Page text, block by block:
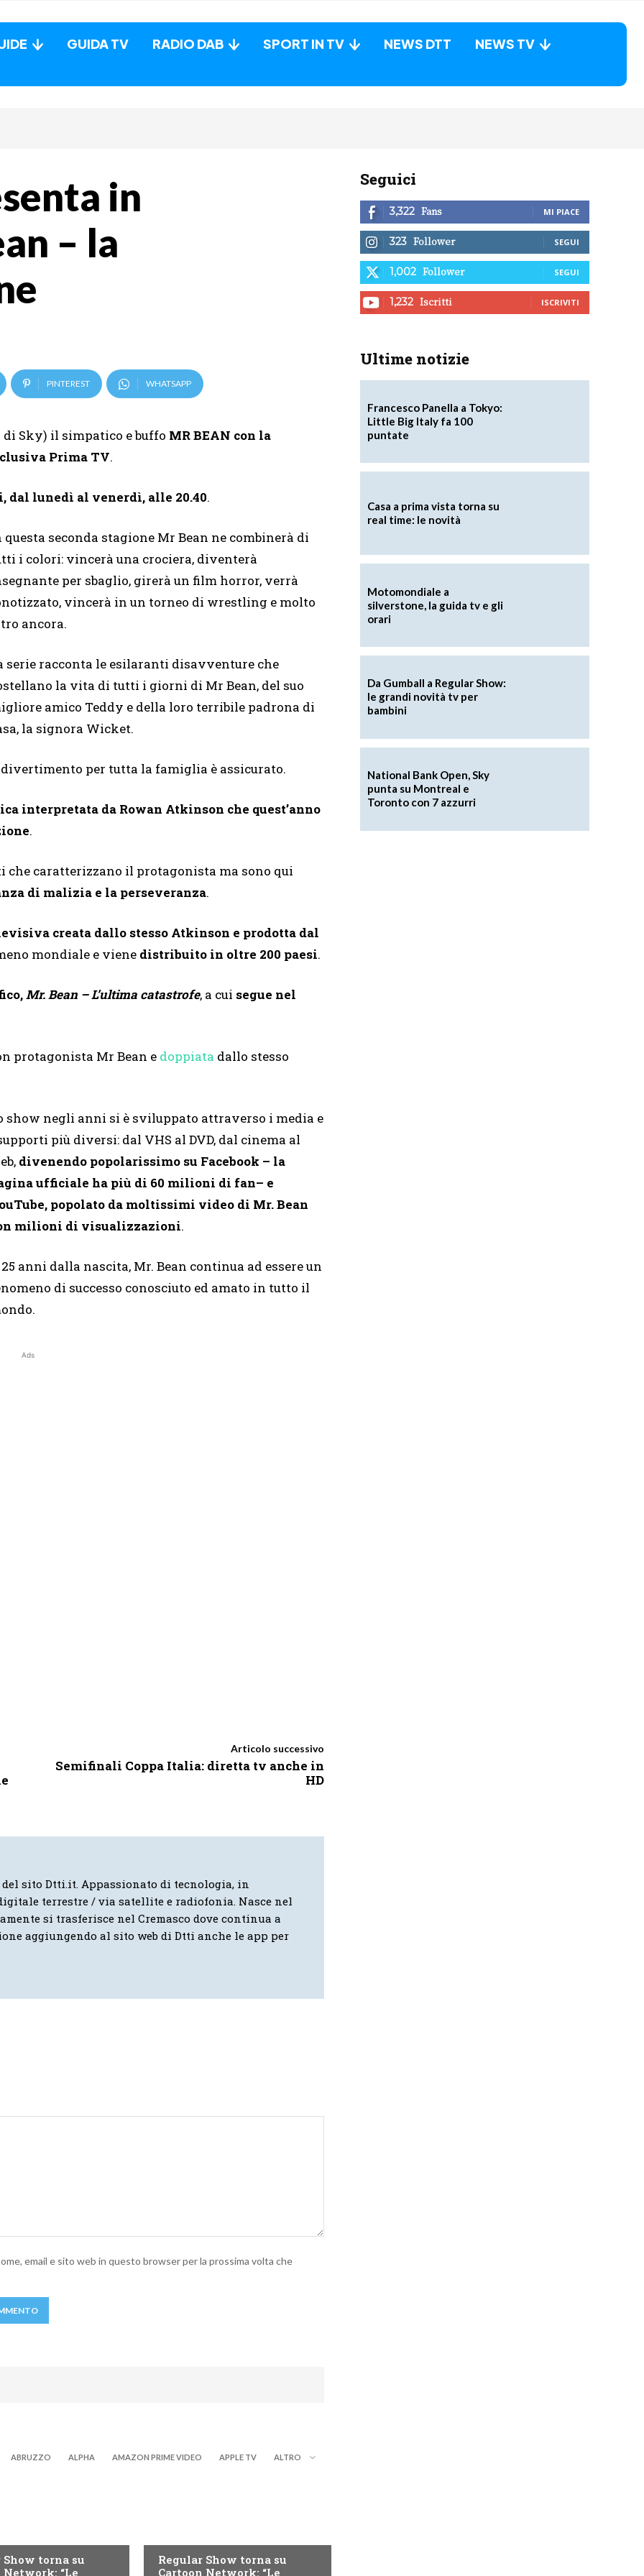
GUIDA TV RADIO DAB SPORT IN TV NEWS DTT NEWS TV
in
– la
PINTEREST WHATSAPP
di Sky) il simpatico e buffo MR BEAN con la
Prima TV.
lunedì al venerdì, alle 20.40.
questa seconda stagione Mr Bean ne combinerà di
i colori: vincerà una crociera, diventerà
per sbaglio, girerà un film horror, verrà
vincerà in un torneo di wrestling e molto
ancora.
serie racconta le esilaranti disavventure che
la vita di tutti i giorni di Mr Bean, del suo
amico Teddy e della loro terribile padrona di
la signora Wicket.
per tutta la famiglia è assicurato.
interpretata da Rowan Atkinson che quest’anno
.
caratterizzano il protagonista ma sono qui
di malizia e la perseveranza.
creata dallo stesso Atkinson e prodotta dal
mondiale e viene distribuito in oltre 200 paesi.
Mr. Bean – L’ultima catastrofe, a cui segue nel
protagonista Mr Bean e doppiata dallo stesso
show negli anni si è sviluppato attraverso i media e
più diversi: dal VHS al DVD, dal cinema al
divenendo popolarissimo su Facebook – la
ufficiale ha più di 60 milioni di fan– e
popolato da moltissimi video di Mr. Bean
milioni di visualizzazioni.
anni dalla nascita, Mr. Bean continua ad essere un
di successo conosciuto ed amato in tutto il
Ads
Articolo successivo
Semifinali Coppa Italia: diretta tv anche in
HD
sito Dtti.it. Appassionato di tecnologia, in
terrestre / via satellite e radiofonia. Nasce nel
si trasferisce nel Cremasco dove continua a
aggiungendo al sito web di Dtti anche le app per
email e sito web in questo browser per la prossima volta che
ABRUZZO ALPHA AMAZON PRIME VIDEO APPLE TV ALTRO
Show torna su
Network: “Le
Regular Show torna su
Cartoon Network: “Le
Seguici
3,322 Fans MI PIACE
323 Follower SEGUI
1,002 Follower SEGUI
1,232 Iscritti ISCRIVITI
Ultime notizie
Francesco Panella a Tokyo:
Little Big Italy fa 100
puntate
Casa a prima vista torna su
real time: le novità
Motomondiale a
silverstone, la guida tv e gli
orari
Da Gumball a Regular Show:
le grandi novità tv per
bambini
National Bank Open, Sky
punta su Montreal e
Toronto con 7 azzurri